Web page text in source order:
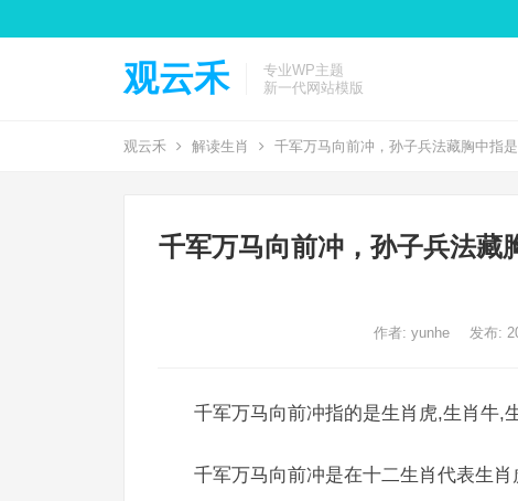
观云禾
专业WP主题
新一代网站模版
观云禾 解读生肖 千军万马向前冲，孙子兵法藏胸中指
千军万马向前冲，孙子兵法藏
作者: yunhe 发布:
千军万马向前冲指的是生肖虎,生肖牛,
千军万马向前冲是在十二生肖代表生